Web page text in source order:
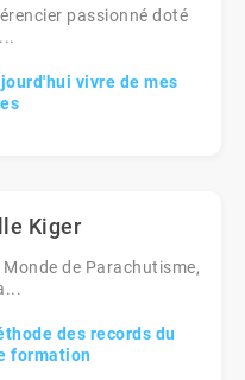
passionné doté
vivre de mes
Kiger
de Parachutisme,
des records du
formation